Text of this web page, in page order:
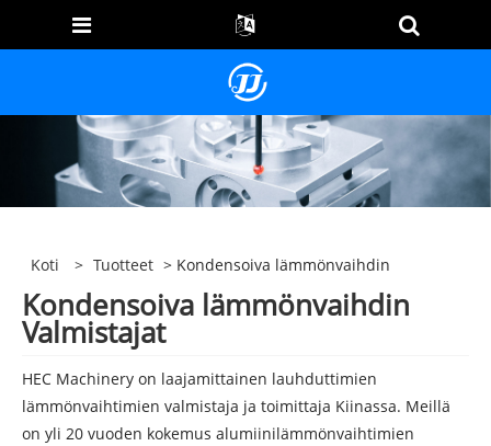
Koti > Tuotteet > Kondensoiva lämmönvaihdin
Kondensoiva lämmönvaihdin
Valmistajat
HEC Machinery on laajamittainen lauhduttimien
lämmönvaihtimien valmistaja ja toimittaja Kiinassa. Meillä
on yli 20 vuoden kokemus alumiinilämmönvaihtimien